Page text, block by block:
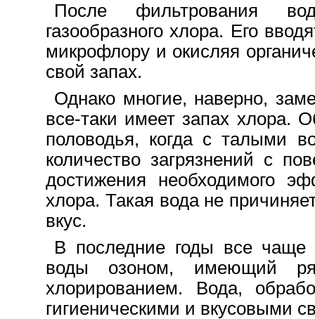
После фильтрования
газообразного хлора. Его
микрофлору и окисляя
свой запах.
Однако многие, наверно,
все-таки имеет запах хлора.
половодья, когда с талыми
количество загрязнений с
достижения необходимого
хлора. Такая вода не
вкус.
В последние годы все чаще
воды озоном, имеющий
хлорированием. Вода,
гигиеническими и вкусовыми